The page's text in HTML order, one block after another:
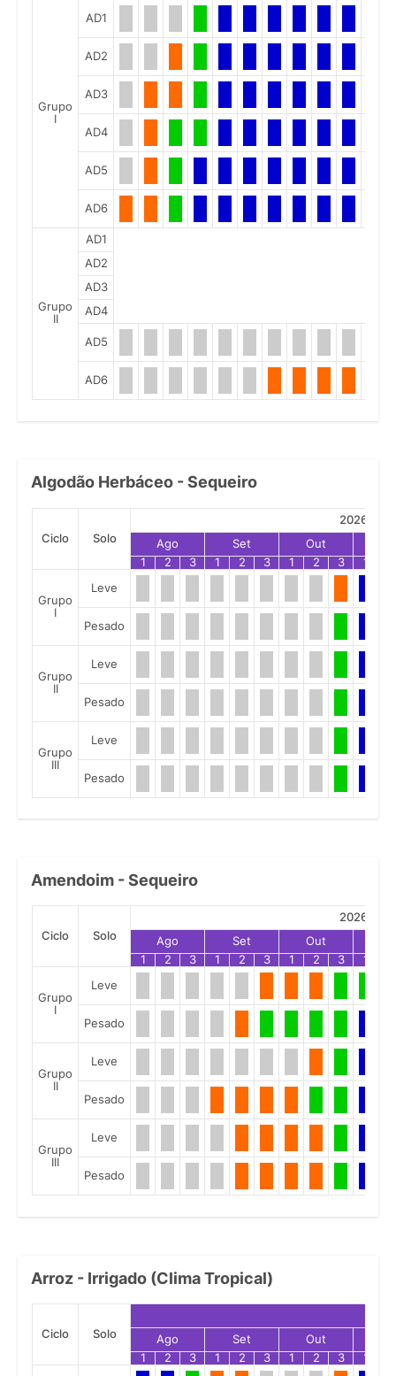
Grupo
I
AD1
AD2
AD3
AD4
AD5
AD6
Grupo
II
AD1
AD2
AD3
AD4
AD5
AD6
Algodão Herbáceo - Sequeiro
Ciclo Solo
2026
Ago
Set Out
1
2 3 1 2 3 1 2 3 1
Grupo
I
Leve
Pesado
Grupo
II
Leve
Pesado
Grupo
III
Leve
Pesado
Amendoim - Sequeiro
Ciclo Solo
2026
Ago
Set Out
1
2 3 1 2 3 1 2 3 1
Grupo
I
Leve
Pesado
Grupo
II
Leve
Pesado
Grupo
III
Leve
Pesado
Arroz - Irrigado (Clima Tropical)
Ciclo Solo Ago Set Out
1
2 3 1 2 3 1 2 3 1